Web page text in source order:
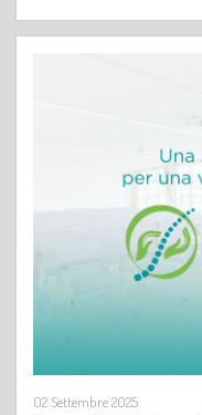
02 Settembre 2025